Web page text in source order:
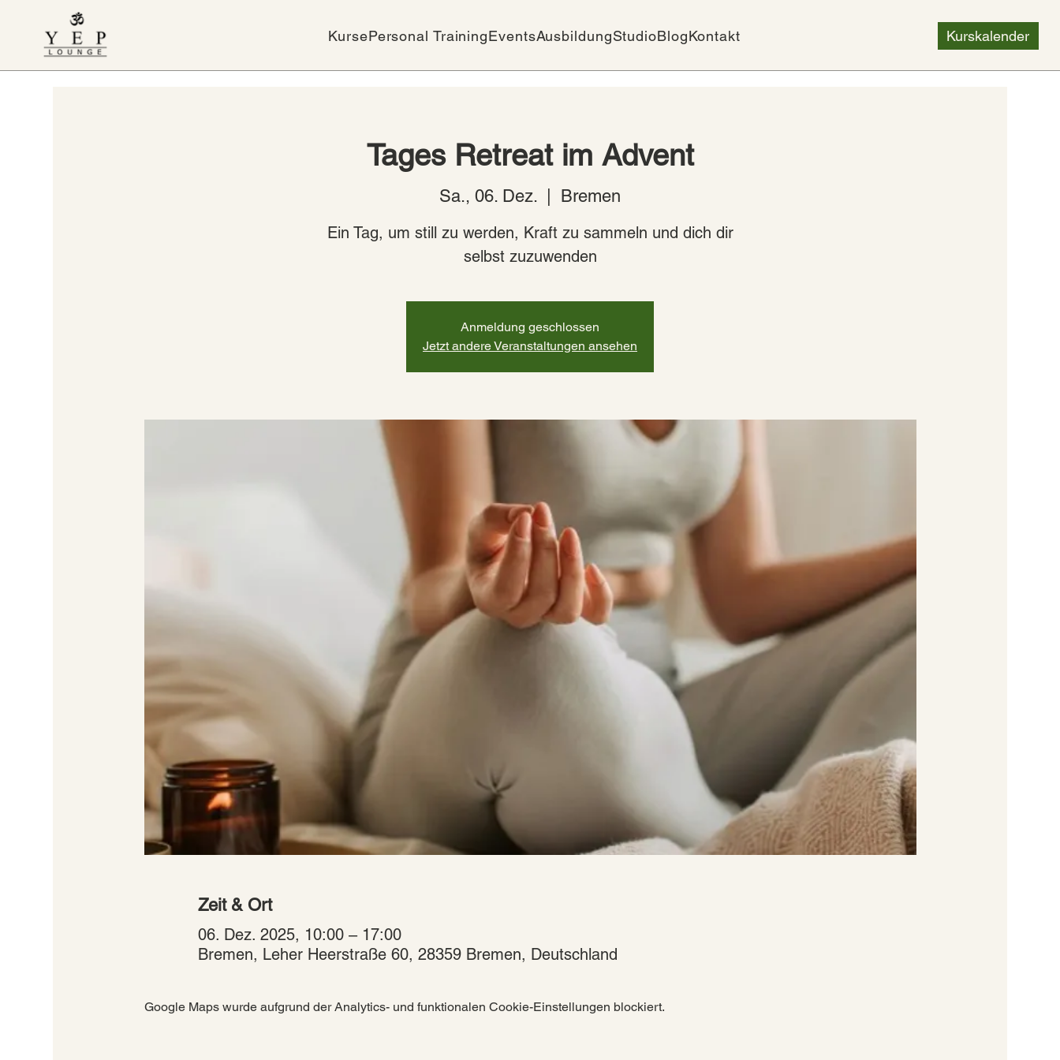
KursePersonal TrainingEventsAusbildungStudioBlogKontakt Kurskalender
Tages Retreat im Advent
Sa., 06. Dez. Bremen
Ein Tag, um still zu werden, Kraft zu sammeln und dich dir
selbst zuzuwenden
Anmeldung geschlossen
Jetzt andere Veranstaltungen ansehen
Zeit & Ort
06. Dez. 2025, 10:00 – 17:00
Bremen, Leher Heerstraße 60, 28359 Bremen, Deutschland
Google Maps wurde aufgrund der Analytics- und funktionalen Cookie-Einstellungen blockiert.